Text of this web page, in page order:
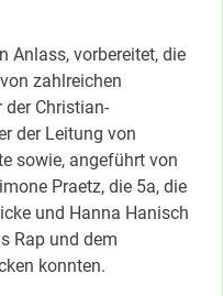
Anlass, vorbereitet, die
zahlreichen
Christian-
der Leitung von
sowie, angeführt von
Praetz, die 5a, die
und Hanna Hanisch
Rap und dem
konnten.